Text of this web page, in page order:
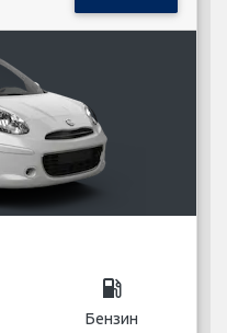
local_gas_station
Бензин